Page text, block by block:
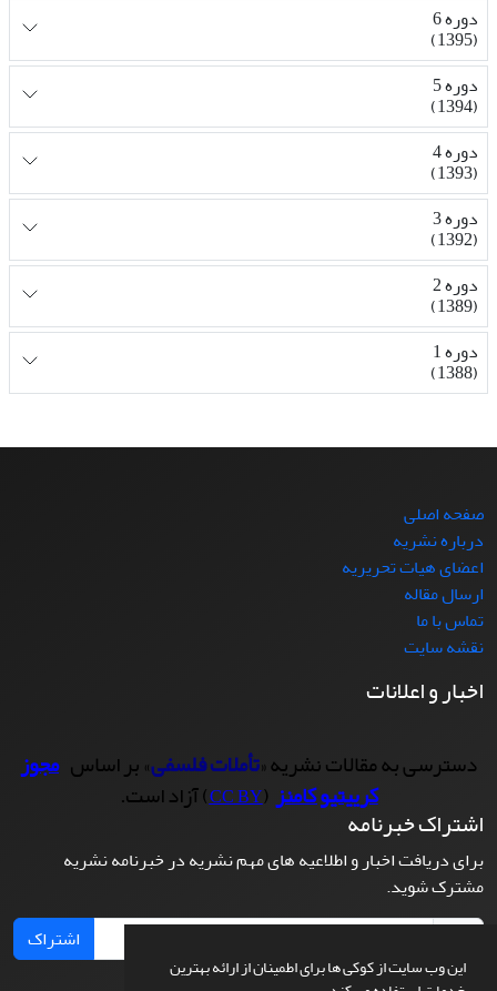
این وب سایت از کوکی ها برای اطمینان از ارائه بهترین
دوره 6
(1395)
دوره 5
(1394)
دوره 4
(1393)
دوره 3
(1392)
دوره 2
(1389)
دوره 1
(1388)
صفحه اصلی
درباره نشریه
اعضای هیات تحریریه
ارسال مقاله
تماس با ما
نقشه سایت
اخبار و اعلانات
دسترسی به مقالات نشریه «تأملات فلسفی» بر اساس مجوز
کرییتیو کامنز(
CC BY) آزاد است.
اشتراک خبرنامه
برای دریافت اخبار و اطلاعیه های مهم نشریه در خبرنامه نشریه
مشترک شوید.
اشتراک